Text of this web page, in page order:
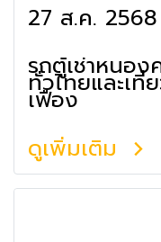
27 ส.ค. 2568
รถตู้เช่าหนอง
ทั่วไทยและเที่
เฟือง
ดูเพิ่มเติม